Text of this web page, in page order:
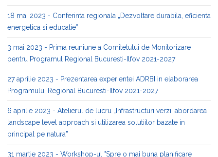
18 mai 2023 - Conferinta regionala „Dezvoltare durabila, eficienta
energetica si educatie”
3 mai 2023 - Prima reuniune a Comitetului de Monitorizare
pentru Programul Regional Bucuresti-Ilfov 2021-2027
27 aprilie 2023 - Prezentarea experientei ADRBI in elaborarea
Programului Regional Bucuresti-Ilfov 2021-2027
6 aprilie 2023 - Atelierul de lucru „Infrastructuri verzi, abordarea
landscape level approach si utilizarea solutiilor bazate in
principal pe natura”
31 martie 2023 - Workshop-ul "Spre o mai buna planificare